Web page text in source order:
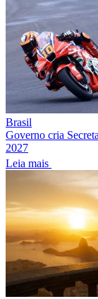
Brasil
Governo cria
2027
Leia mais